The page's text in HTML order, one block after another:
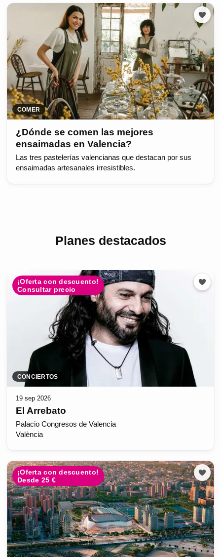
COMER
¿Dónde se comen las mejores
ensaimadas en Valencia?
Las tres pastelerías valencianas que destacan por sus
ensaimadas artesanales irresistibles.
Planes destacados
¡Oferta con descuento!
Consultar precio
CONCIERTOS
19 sep 2026
El Arrebato
Palacio Congresos de Valencia
València
¡Oferta con descuento!
Desde 25 €